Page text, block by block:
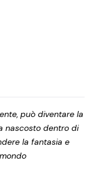
può diventare la
nascosto dentro di
la fantasia e